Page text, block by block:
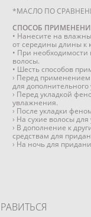
*МАСЛО ПО
СПОСОБ
• Нанесите на
от середины длины к
• При необходимости
волосы.
• Шесть способов
› Перед
для
› Перед укладкой
увлажнения.
› После укладки
› На сухие волосы
› В дополнение к
средствам для
› На ночь для